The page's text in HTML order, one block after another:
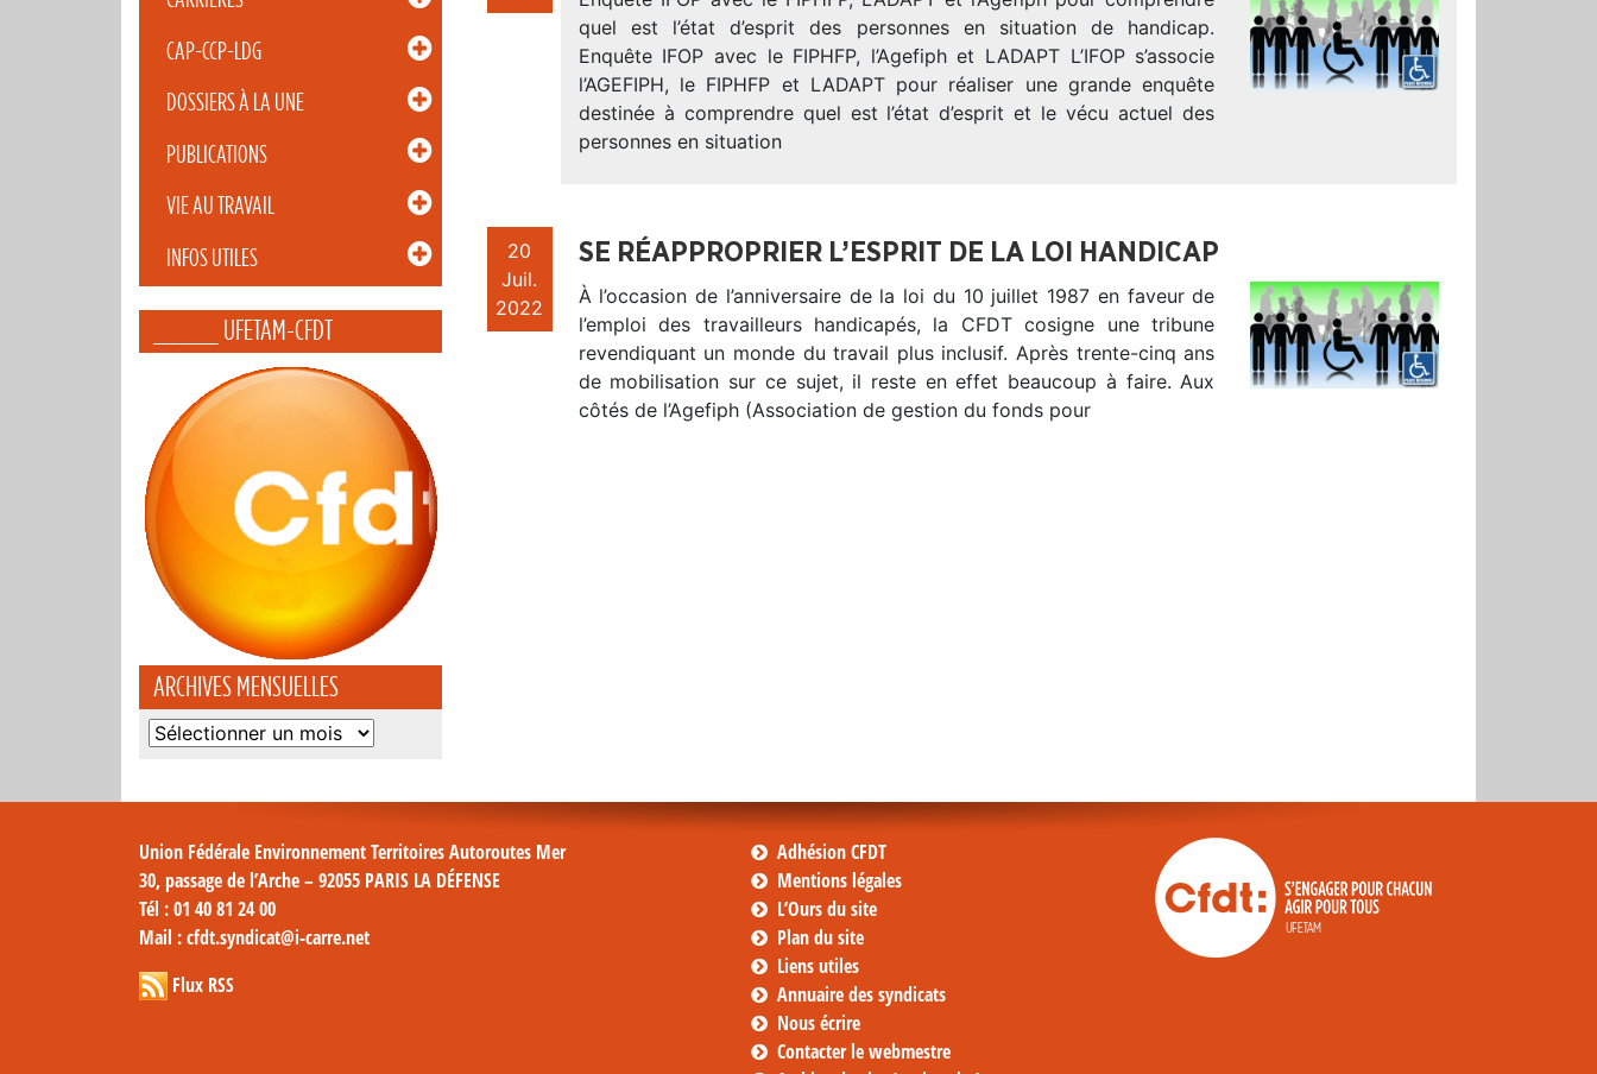
CAP-CCP-LDG
DOSSIERS À LA UNE
PUBLICATIONS
VIE AU TRAVAIL
INFOS UTILES
_____ UFETAM-CFDT
ARCHIVES MENSUELLES
Archives
quel est l’état d’esprit des personnes en situation de handicap.
Enquête IFOP avec le FIPHFP, l’Agefiph et LADAPT L’IFOP s’associe
l’AGEFIPH, le FIPHFP et LADAPT pour réaliser une grande enquête
destinée à comprendre quel est l’état d’esprit et le vécu actuel des
personnes en situation
20
Juil.
2022
SE RÉAPPROPRIER L’ESPRIT DE LA LOI HANDICAP
À l’occasion de l’anniversaire de la loi du 10 juillet 1987 en faveur de
l’emploi des travailleurs handicapés, la CFDT cosigne une tribune
revendiquant un monde du travail plus inclusif. Après trente-cinq ans
de mobilisation sur ce sujet, il reste en effet beaucoup à faire. Aux
côtés de l’Agefiph (Association de gestion du fonds pour
Union Fédérale Environnement Territoires Autoroutes Mer
30, passage de l’Arche – 92055 PARIS LA DÉFENSE
Tél : 01 40 81 24 00
Mail : cfdt.syndicat@i-carre.net
Flux RSS
Adhésion CFDT
Mentions légales
L’Ours du site
Plan du site
Liens utiles
Annuaire des syndicats
Nous écrire
Contacter le webmestre